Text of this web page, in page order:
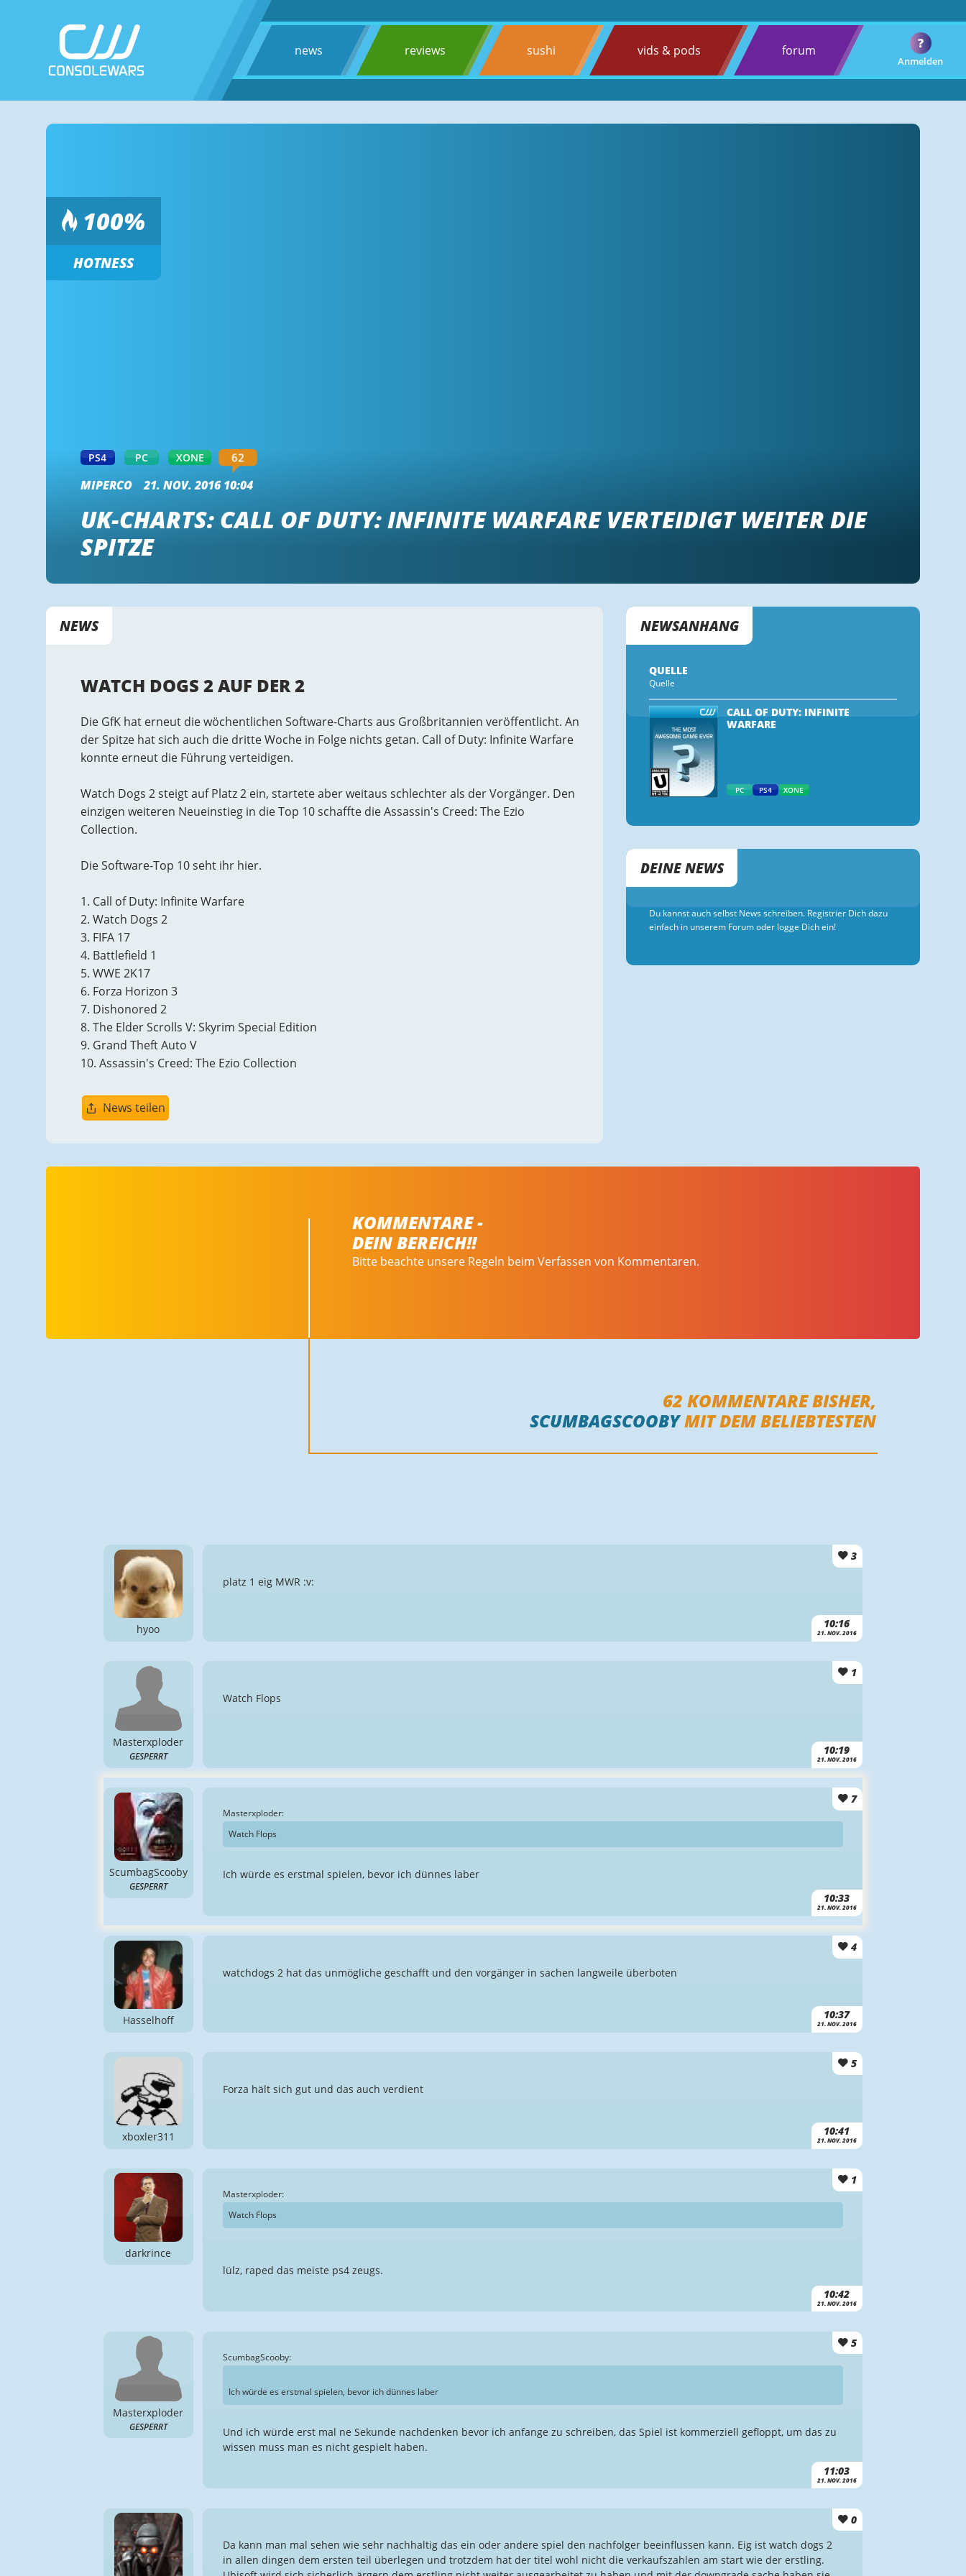
news reviews sushi vids & pods forum
Anmelden
?
100%
HOTNESS
PS4 PC XONE 62
MIPERCO 21. NOV. 2016 10:04
UK-CHARTS: CALL OF DUTY: INFINITE WARFARE VERTEIDIGT WEITER DIE
SPITZE
NEWS
WATCH DOGS 2 AUF DER 2
Die GfK hat erneut die wöchentlichen Software-Charts aus Großbritannien veröffentlicht. An
der Spitze hat sich auch die dritte Woche in Folge nichts getan. Call of Duty: Infinite Warfare
konnte erneut die Führung verteidigen.
Watch Dogs 2 steigt auf Platz 2 ein, startete aber weitaus schlechter als der Vorgänger. Den
einzigen weiteren Neueinstieg in die Top 10 schaffte die Assassin's Creed: The Ezio
Collection.
Die Software-Top 10 seht ihr hier.
1. Call of Duty: Infinite Warfare
2. Watch Dogs 2
3. FIFA 17
4. Battlefield 1
5. WWE 2K17
6. Forza Horizon 3
7. Dishonored 2
8. The Elder Scrolls V: Skyrim Special Edition
9. Grand Theft Auto V
10. Assassin's Creed: The Ezio Collection
News teilen
NEWSANHANG
QUELLE
Quelle
CALL OF DUTY: INFINITE
WARFARE
PC PS4 XONE
DEINE NEWS
Du kannst auch selbst News schreiben. Registrier Dich dazu
einfach in unserem Forum oder logge Dich ein!
KOMMENTARE -
DEIN BEREICH!!
Bitte beachte unsere Regeln beim Verfassen von Kommentaren.
62 KOMMENTARE BISHER,
SCUMBAGSCOOBYMIT DEM BELIEBTESTEN
hyoo
3
10:16
21. NOV. 2016
platz 1 eig MWR :v:
Masterxploder
GESPERRT
1
10:19
21. NOV. 2016
Watch Flops
ScumbagScooby
GESPERRT
7
10:33
21. NOV. 2016
Masterxploder:
Watch Flops
Ich würde es erstmal spielen, bevor ich dünnes laber
Hasselhoff
4
10:37
21. NOV. 2016
watchdogs 2 hat das unmögliche geschafft und den vorgänger in sachen langweile überboten
xboxler311
5
10:41
21. NOV. 2016
Forza hält sich gut und das auch verdient
darkrince
1
10:42
21. NOV. 2016
Masterxploder:
Watch Flops
lülz, raped das meiste ps4 zeugs.
Masterxploder
GESPERRT
5
11:03
21. NOV. 2016
ScumbagScooby:
Ich würde es erstmal spielen, bevor ich dünnes laber
Und ich würde erst mal ne Sekunde nachdenken bevor ich anfange zu schreiben, das Spiel ist kommerziell gefloppt, um das zu
wissen muss man es nicht gespielt haben.
0
Da kann man mal sehen wie sehr nachhaltig das ein oder andere spiel den nachfolger beeinflussen kann. Eig ist watch dogs 2
in allen dingen dem ersten teil überlegen und trotzdem hat der titel wohl nicht die verkaufszahlen am start wie der erstling.